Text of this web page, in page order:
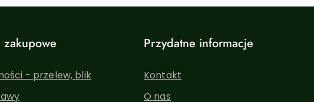
- przelew, blik
Przydatne informacje
Kontakt
O nas